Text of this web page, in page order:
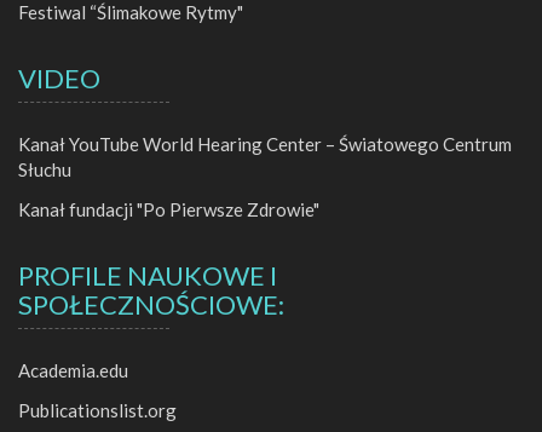
Festiwal “Ślimakowe Rytmy"
VIDEO
Kanał YouTube World Hearing Center – Światowego Centrum
Słuchu
Kanał fundacji "Po Pierwsze Zdrowie"
PROFILE NAUKOWE I
SPOŁECZNOŚCIOWE:
Academia.edu
Publicationslist.org